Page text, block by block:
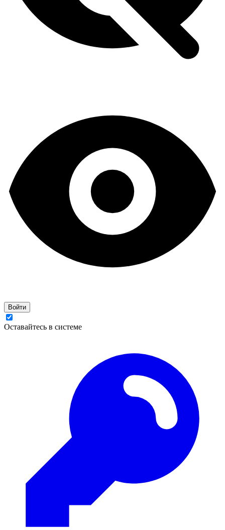
Войти
Оставайтесь в системе